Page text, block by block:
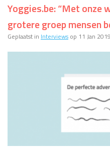
Yoggies.be: “Met onze
grotere groep mensen
Geplaatst in Interviews op 11 Jan 2019